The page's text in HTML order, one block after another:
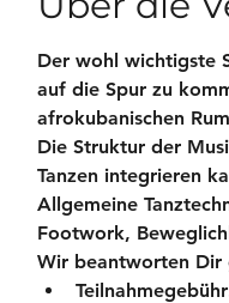
Der wohl wichtigste
auf die Spur zu
afrokubanischen
Die Struktur der
Tanzen integrieren
Allgemeine
Footwork,
Wir beantworten Dir